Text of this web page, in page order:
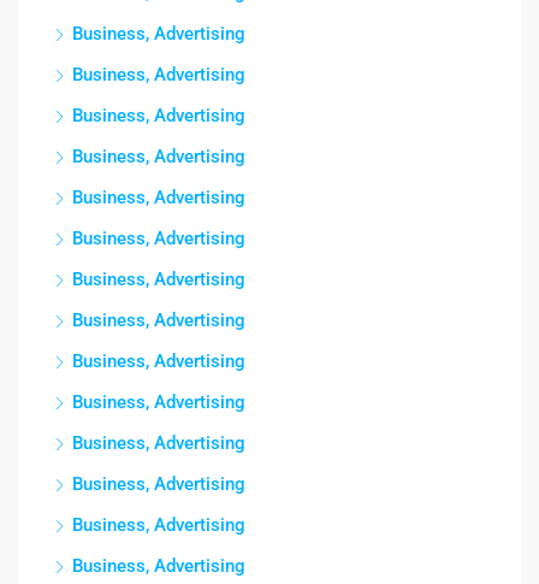
Business, Advertising
Business, Advertising
Business, Advertising
Business, Advertising
Business, Advertising
Business, Advertising
Business, Advertising
Business, Advertising
Business, Advertising
Business, Advertising
Business, Advertising
Business, Advertising
Business, Advertising
Business, Advertising